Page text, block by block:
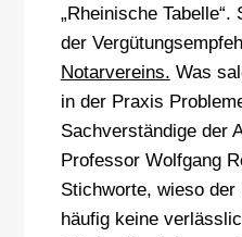
„Rheinische
der
Notarvereins. Was
in der Praxis
Sachverständige der
Professor Wolfgang
Stichworte, wieso
häufig keine